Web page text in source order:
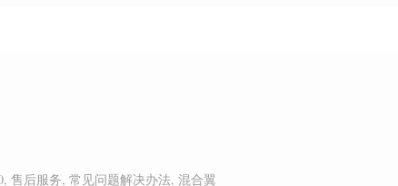
, 售后服务, 常见问题解决办法, 混合翼